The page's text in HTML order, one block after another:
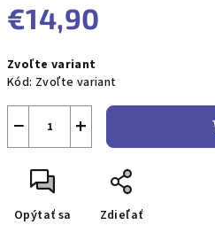
€14,90
cena:
Zvoľte variant
Kód: Zvoľte variant
+
−
Opýtať sa Zdieľať